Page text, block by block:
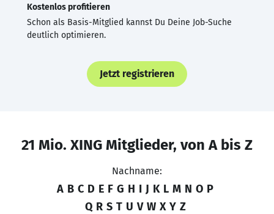
Kostenlos profitieren
Schon als Basis-Mitglied kannst Du Deine Job-Suche
deutlich optimieren.
Jetzt registrieren
21 Mio. XING Mitglieder, von A bis Z
Nachname:
A B C D E F G H I J K L M N O P
Q R S T U V W X Y Z